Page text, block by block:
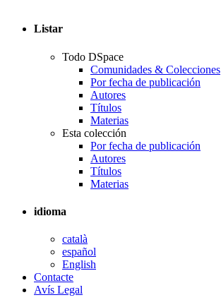
Listar
Todo DSpace
Comunidades & Colecciones
Por fecha de publicación
Autores
Títulos
Materias
Esta colección
Por fecha de publicación
Autores
Títulos
Materias
idioma
català
español
English
Contacte
Avís Legal